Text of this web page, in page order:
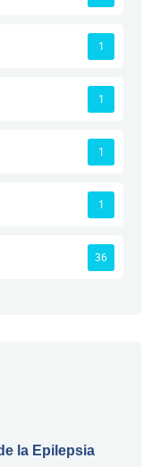
1
1
1
1
36
la Epilepsia